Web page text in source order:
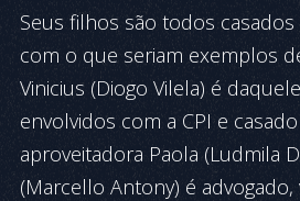
Seus filhos são todos casados
com o que seriam exemplos
Vinicius (Diogo Vilela) é
envolvidos com a CPI e
aproveitadora Paola (Ludmila
(Marcello Antony) é advogado,